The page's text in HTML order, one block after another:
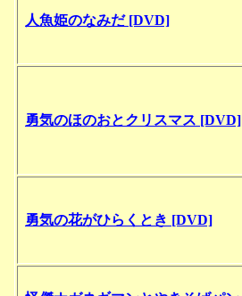
人魚姫のなみだ [DVD]
勇気のほのおとクリスマス [DVD]
勇気の花がひらくとき [DVD]